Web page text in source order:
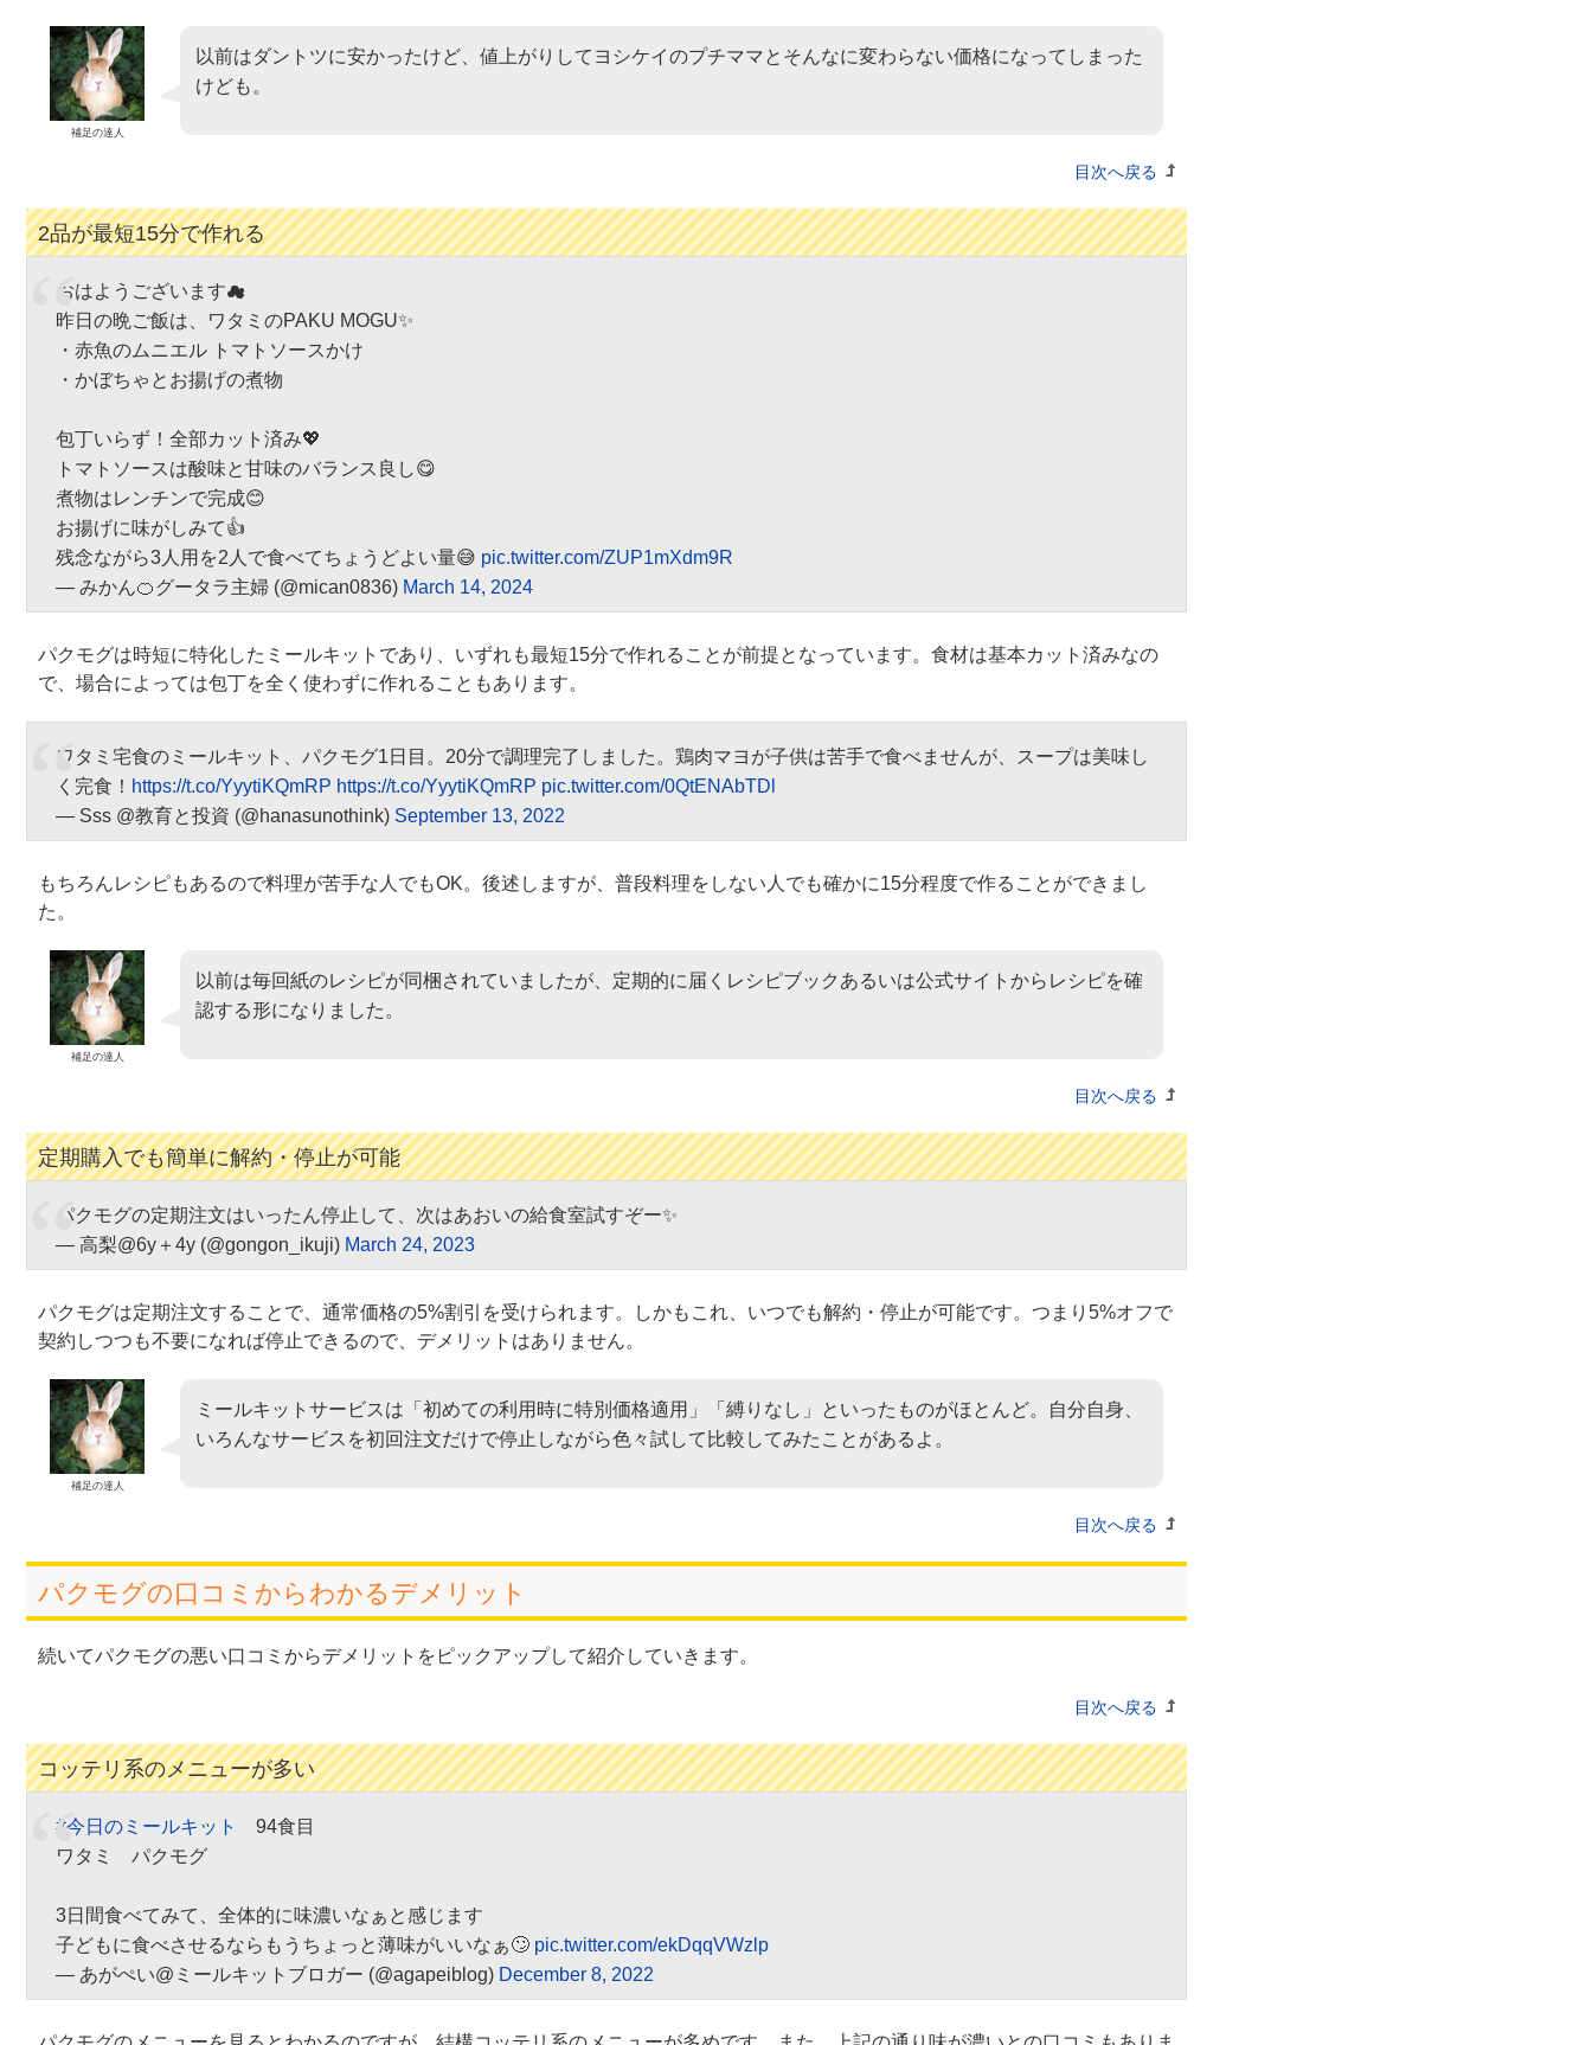
以前はダントツに安かったけど、値上がりしてヨシケイのプチママとそんなに変わらない価格になってしまった
けども。
補足の達人
目次へ戻る
2品が最短15分で作れる
おはようございます☁
昨日の晩ご飯は、ワタミのPAKU MOGU✨
・赤魚のムニエル トマトソースかけ
・かぼちゃとお揚げの煮物
包丁いらず！全部カット済み💖
トマトソースは酸味と甘味のバランス良し😋
煮物はレンチンで完成😊
お揚げに味がしみて👍
残念ながら3人用を2人で食べてちょうどよい量😅 pic.twitter.com/ZUP1mXdm9R
— みかん🍊グータラ主婦 (@mican0836) March 14, 2024
パクモグは時短に特化したミールキットであり、いずれも最短15分で作れることが前提となっています。食材は基本カット済みなの
で、場合によっては包丁を全く使わずに作れることもあります。
ワタミ宅食のミールキット、パクモグ1日目。20分で調理完了しました。鶏肉マヨが子供は苦手で食べませんが、スープは美味し
く完食！ https://t.co/YyytiKQmRP https://t.co/YyytiKQmRP pic.twitter.com/0QtENAbTDl
— Sss @教育と投資 (@hanasunothink) September 13, 2022
もちろんレシピもあるので料理が苦手な人でもOK。後述しますが、普段料理をしない人でも確かに15分程度で作ることができまし
た。
以前は毎回紙のレシピが同梱されていましたが、定期的に届くレシピブックあるいは公式サイトからレシピを確
認する形になりました。
補足の達人
目次へ戻る
定期購入でも簡単に解約・停止が可能
パクモグの定期注文はいったん停止して、次はあおいの給食室試すぞー✨
— 高梨@6y＋4y (@gongon_ikuji) March 24, 2023
パクモグは定期注文することで、通常価格の5%割引を受けられます。しかもこれ、いつでも解約・停止が可能です。つまり5%オフで
契約しつつも不要になれば停止できるので、デメリットはありません。
ミールキットサービスは「初めての利用時に特別価格適用」「縛りなし」といったものがほとんど。自分自身、
いろんなサービスを初回注文だけで停止しながら色々試して比較してみたことがあるよ。
補足の達人
目次へ戻る
パクモグの口コミからわかるデメリット
続いてパクモグの悪い口コミからデメリットをピックアップして紹介していきます。
目次へ戻る
コッテリ系のメニューが多い
#今日のミールキット
94食目
ワタミ パクモグ
3日間食べてみて、全体的に味濃いなぁと感じます
子どもに食べさせるならもうちょっと薄味がいいなぁ🙄 pic.twitter.com/ekDqqVWzlp
— あがぺい@ミールキットブロガー (@agapeiblog) December 8, 2022